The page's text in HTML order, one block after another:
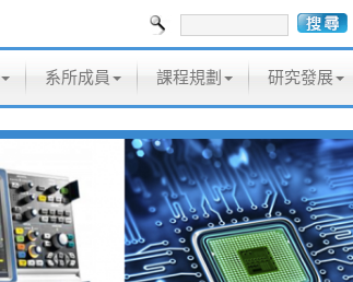
系所成員 課程規劃 研究發展